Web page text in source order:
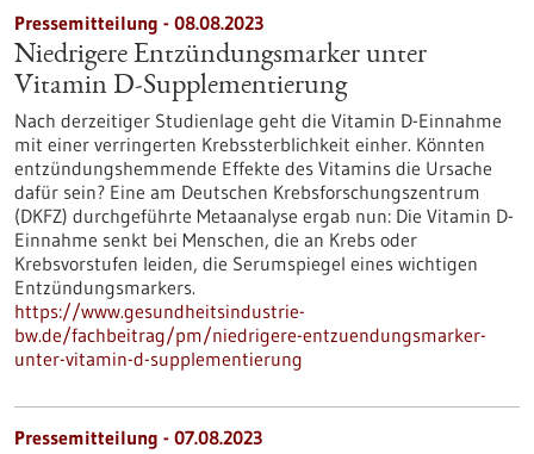
Pressemitteilung - 08.08.2023
Niedrigere Entzündungsmarker unter
Vitamin D-Supplementierung
Nach derzeitiger Studienlage geht die Vitamin D-Einnahme
mit einer verringerten Krebssterblichkeit einher. Könnten
entzündungshemmende Effekte des Vitamins die Ursache
dafür sein? Eine am Deutschen Krebsforschungszentrum
(DKFZ) durchgeführte Metaanalyse ergab nun: Die Vitamin D-
Einnahme senkt bei Menschen, die an Krebs oder
Krebsvorstufen leiden, die Serumspiegel eines wichtigen
Entzündungsmarkers.
https://www.gesundheitsindustrie-
bw.de/fachbeitrag/pm/niedrigere-entzuendungsmarker-
unter-vitamin-d-supplementierung
Pressemitteilung - 07.08.2023